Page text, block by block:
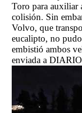
Toro para auxiliar
colisión. Sin
Volvo, que
eucalipto, no
embistió ambos
enviada a